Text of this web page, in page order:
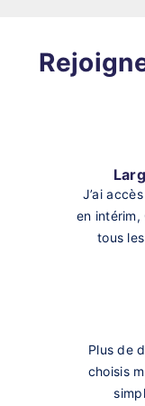
J’ai
en intérim,
tous
Plus de
choisis